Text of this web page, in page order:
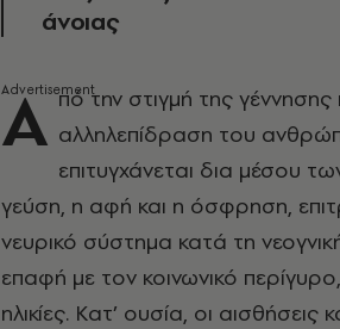
άνοιας
Α πό την στιγμή της
αλληλεπίδραση του
επιτυγχάνεται δια μέσου
γεύση, η αφή και η όσφρηση,
νευρικό σύστημα κατά τη
επαφή με τον κοινωνικό
ηλικίες. Κατ’ ουσία, οι